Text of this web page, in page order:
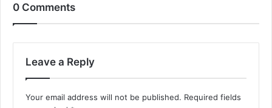
0 Comments
Leave a Reply
Your email address will not be published. Required fields